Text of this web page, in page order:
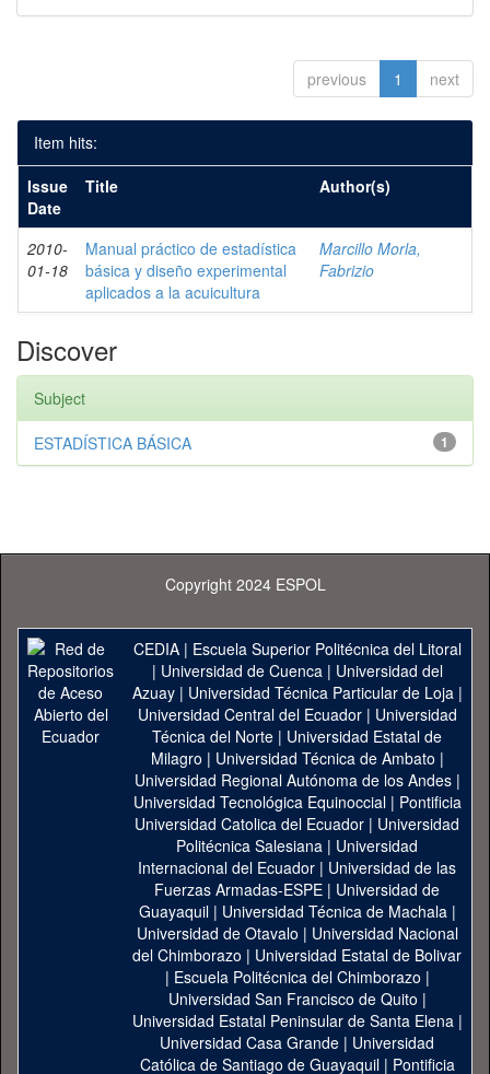
previous 1 next
Item hits:
Issue
Date
Title Author(s)
2010-
01-18
Manual práctico de estadística
básica y diseño experimental
aplicados a la acuicultura
Marcillo Morla,
Fabrizio
Discover
Subject
1
ESTADÍSTICA BÁSICA
Copyright 2024 ESPOL
CEDIA| Escuela Superior Politécnica del Litoral
| Universidad de Cuenca| Universidad del
Azuay| Universidad Técnica Particular de Loja|
Universidad Central del Ecuador| Universidad
Técnica del Norte | Universidad Estatal de
Milagro | Universidad Técnica de Ambato |
Universidad Regional Autónoma de los Andes|
Universidad Tecnológica Equinoccial| Pontificia
Universidad Catolica del Ecuador | Universidad
Politécnica Salesiana | Universidad
Internacional del Ecuador | Universidad de las
Fuerzas Armadas-ESPE | Universidad de
Guayaquil| Universidad Técnica de Machala|
Universidad de Otavalo | Universidad Nacional
del Chimborazo | Universidad Estatal de Bolivar
| Escuela Politécnica del Chimborazo |
Universidad San Francisco de Quito |
Universidad Estatal Peninsular de Santa Elena|
Universidad Casa Grande | Universidad
Católica de Santiago de Guayaquil| Pontificia